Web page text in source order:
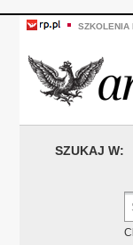
SZKOLENIA
SZUKAJ W: